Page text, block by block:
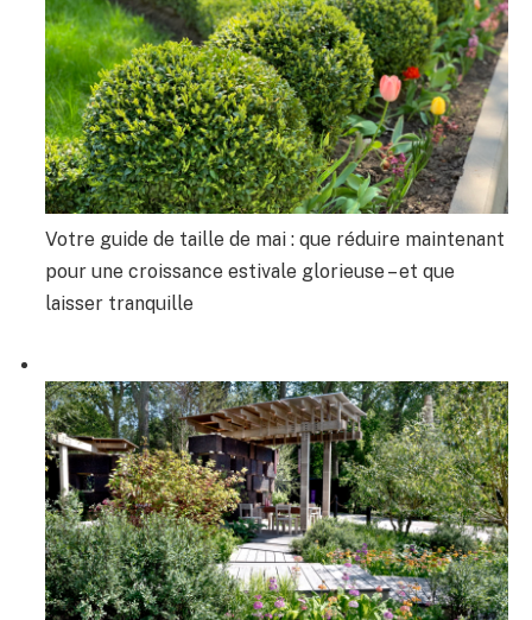
Votre guide de taille de mai : que réduire maintenant
pour une croissance estivale glorieuse – et que
laisser tranquille